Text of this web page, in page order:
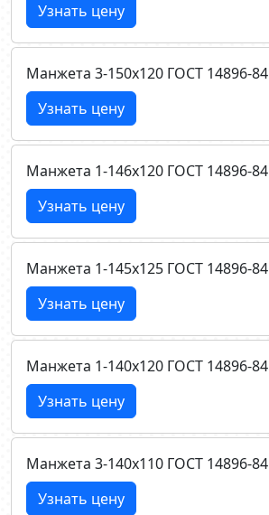
Узнать цену
Манжета 3-150х120 ГОСТ 14896-84
Узнать цену
Манжета 1-146х120 ГОСТ 14896-84
Узнать цену
Манжета 1-145х125 ГОСТ 14896-84
Узнать цену
Манжета 1-140х120 ГОСТ 14896-84
Узнать цену
Манжета 3-140х110 ГОСТ 14896-84
Узнать цену